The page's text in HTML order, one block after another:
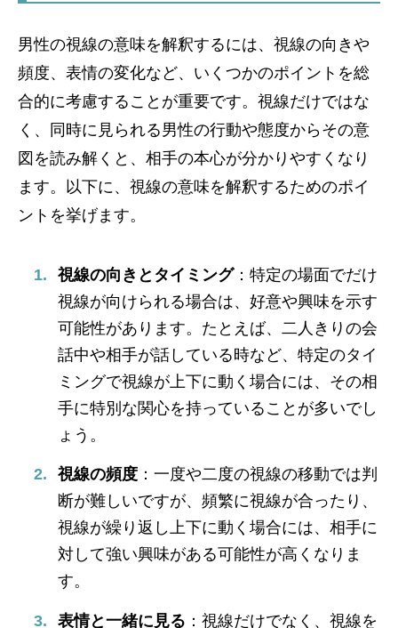
男性の視線の意味を解釈するには、視線の向きや
頻度、表情の変化など、いくつかのポイントを総
合的に考慮することが重要です。視線だけではな
く、同時に見られる男性の行動や態度からその意
図を読み解くと、相手の本心が分かりやすくなり
ます。以下に、視線の意味を解釈するためのポイ
ントを挙げます。
視線の向きとタイミング：特定の場面でだけ
視線が向けられる場合は、好意や興味を示す
可能性があります。たとえば、二人きりの会
話中や相手が話している時など、特定のタイ
ミングで視線が上下に動く場合には、その相
手に特別な関心を持っていることが多いでし
ょう。
視線の頻度 ：一度や二度の視線の移動では判
断が難しいですが、頻繁に視線が合ったり、
視線が繰り返し上下に動く場合には、相手に
対して強い興味がある可能性が高くなりま
す。
表情と一緒に見る ：視線だけでなく、視線を